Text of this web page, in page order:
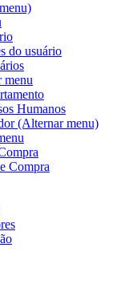
do usuário
menu
Humanos
(Alternar menu)
Compra